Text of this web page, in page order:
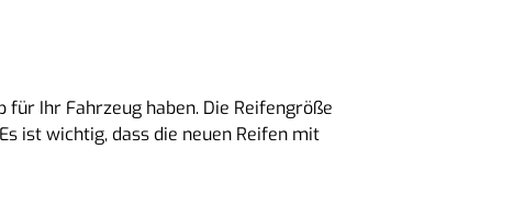
für Ihr Fahrzeug haben. Die Reifengröße
ist wichtig, dass die neuen Reifen mit